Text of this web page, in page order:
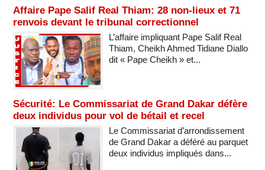
Affaire Pape Salif Real Thiam: 28 non-lieux et 71
renvois devant le tribunal correctionnel
L’affaire impliquant Pape Salif Real
Thiam, Cheikh Ahmed Tidiane Diallo
dit « Pape Cheikh » et...
Sécurité: Le Commissariat de Grand Dakar défère
deux individus pour vol de bétail et recel
Le Commissariat d’arrondissement
de Grand Dakar a déféré au parquet
deux individus impliqués dans...